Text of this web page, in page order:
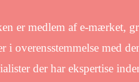
er medlem af e-mærket,
overensstemmelse med
der har ekspertise